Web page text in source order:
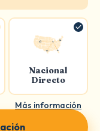
Nacional
Directo
Más información